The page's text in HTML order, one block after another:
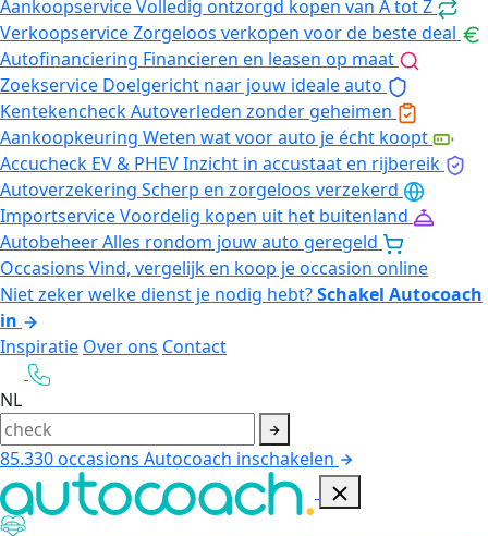
AankoopserviceVolledig ontzorgd kopen van A tot Z
VerkoopserviceZorgeloos verkopen voor de beste deal
Autofinanciering Financieren en leasen op maat
Zoekservice Doelgericht naar jouw ideale auto
KentekencheckAutoverleden zonder geheimen
Aankoopkeuring Weten wat voor auto je écht koopt
Accucheck EV & PHEVInzicht in accustaat en rijbereik
Autoverzekering Scherp en zorgeloos verzekerd
ImportserviceVoordelig kopen uit het buitenland
AutobeheerAlles rondom jouw auto geregeld
Occasions Vind, vergelijk en koop je occasion online
Niet zeker welke dienst je nodig hebt?Schakel Autocoach
in
Inspiratie Over ons Contact
NL
85.330occasions Autocoach inschakelen